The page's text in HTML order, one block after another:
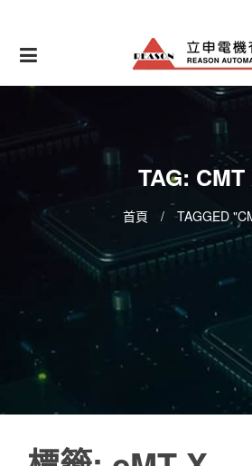
content
TAG: CMT
首頁 / TAGGED